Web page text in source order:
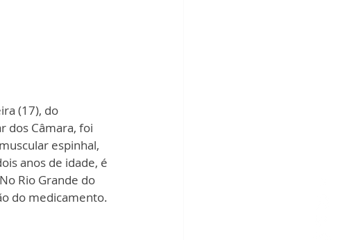
(17), do
dos Câmara, foi
espinhal,
anos de idade, é
Rio Grande do
do medicamento.